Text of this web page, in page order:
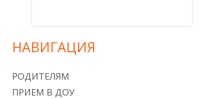
НАВИГАЦИЯ
РОДИТЕЛЯМ
ПРИЕМ В ДОУ